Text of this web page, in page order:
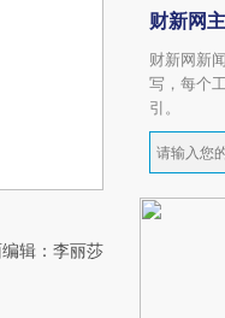
辑：李丽莎
财新网
财新网新
写，每个
引。